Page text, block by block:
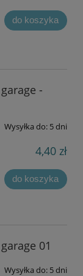
do koszyka
-
Wysyłka do: 5 dni
4,40 zł
do koszyka
01
Wysyłka do: 5 dni